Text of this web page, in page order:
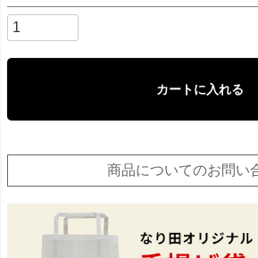
カートに入れる
商品についてのお問い